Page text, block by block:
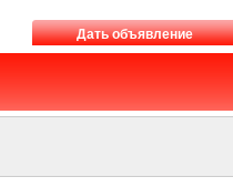
Дать объявление